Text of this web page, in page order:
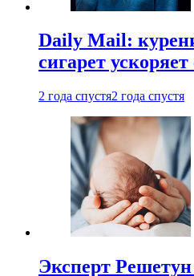
Daily Mail:
сигарет
2 года спустя2 года спустя
Эксперт